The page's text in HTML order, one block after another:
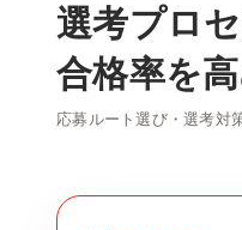
選考プロ
合格率を
応募ルート選び・選考対